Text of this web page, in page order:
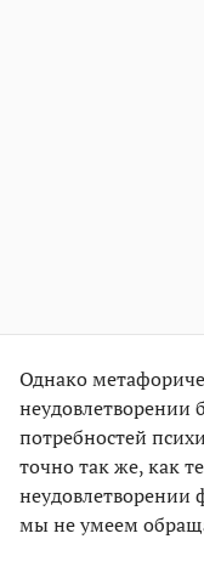
Однако
неудовлетворении
потребностей
точно так же, как
неудовлетворении
мы не умеем